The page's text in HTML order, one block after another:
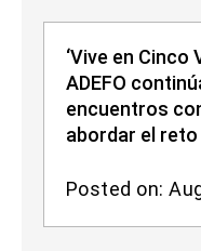
‘Vive en Cinco
ADEFO
encuentros
abordar el
Posted on: